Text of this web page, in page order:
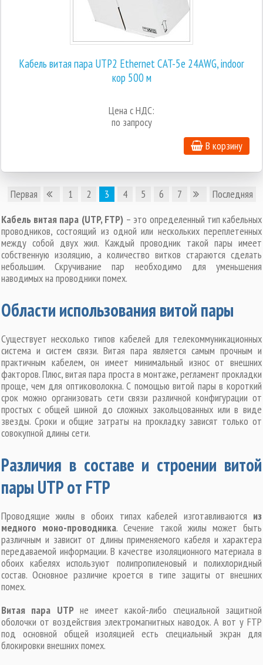
Кабель витая пара UTP2 Ethernet CAT-5e 24AWG, indoor
кор 500 м
Цена с НДС:
по запросу
В корзину
Первая 1 2 3 4 5 6 7
Последняя
Кабель витая пара (UTP, FTP)– это определенный тип кабельных
проводников, состоящий из одной или нескольких переплетенных
между собой двух жил. Каждый проводник такой пары имеет
собственную изоляцию, а количество витков стараются сделать
небольшим. Скручивание пар необходимо для уменьшения
наводимых на проводники помех.
Области использования витой пары
Существует несколько типов кабелей для телекоммуникационных
система и систем связи. Витая пара является самым прочным и
практичным кабелем, он имеет минимальный износ от внешних
факторов. Плюс, витая пара проста в монтаже, регламент прокладки
проще, чем для оптиковолокна. С помощью витой пары в короткий
срок можно организовать сети связи различной конфигурации от
простых с общей шиной до сложных закольцованных или в виде
звезды. Сроки и общие затраты на прокладку зависят только от
совокупной длины сети.
Различия в составе и строении витой
пары UTP от FTP
Проводящие жилы в обоих типах кабелей изготавливаются из
медного моно-проводника. Сечение такой жилы может быть
различным и зависит от длины применяемого кабеля и характера
передаваемой информации. В качестве изоляционного материала в
обоих кабелях используют полипропиленовый и полихлоридный
состав. Основное различие кроется в типе защиты от внешних
помех.
Витая пара UTPне имеет какой-либо специальной защитной
оболочки от воздействия электромагнитных наводок. А вот у FTP
под основной общей изоляцией есть специальный экран для
блокировки внешних помех.